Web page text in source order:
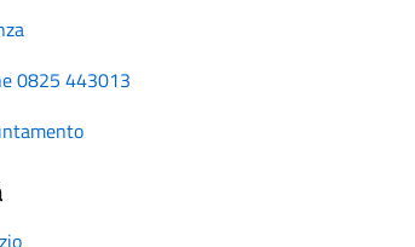
0825 443013